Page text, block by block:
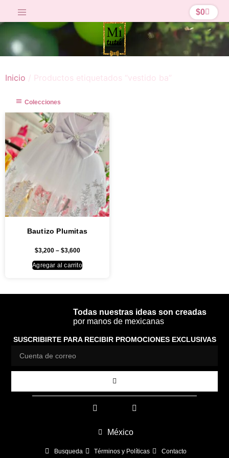
$0
Inicio / Productos etiquetados “vestido ba”
Colecciones
Bautizo Plumitas
$3,200 – $3,600
Agregar al carrito
Todas nuestras ideas son creadas
por manos de mexicanas
SUSCRIBIRTE PARA RECIBIR PROMOCIONES EXCLUSIVAS
México
Busqueda Términos y Políticas Contacto